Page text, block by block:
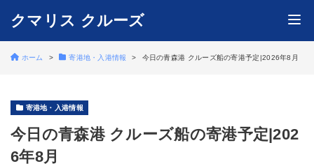
クマリス クルーズ
ホーム 寄港地・入港情報 今日の青森港 クルーズ船の寄港予定|2026年8月
寄港地・入港情報
今日の青森港 クルーズ船の寄港予定|202
6年8月